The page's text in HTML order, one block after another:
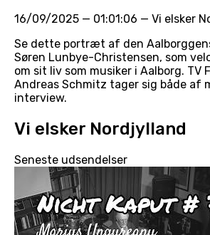
16/09/2025 — 01:01:06 — Vi elsker
Se dette portræt af den
Søren Lunbye-Christensen, som
om sit liv som musiker i Aalborg. TV
Andreas Schmitz tager sig både af
interview.
Vi elsker Nordjylland
Seneste udsendelser